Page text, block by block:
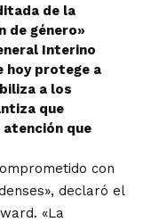
de la
de género»
Interino
hoy protege a
a los
que
atención que
con
declaró el
«La